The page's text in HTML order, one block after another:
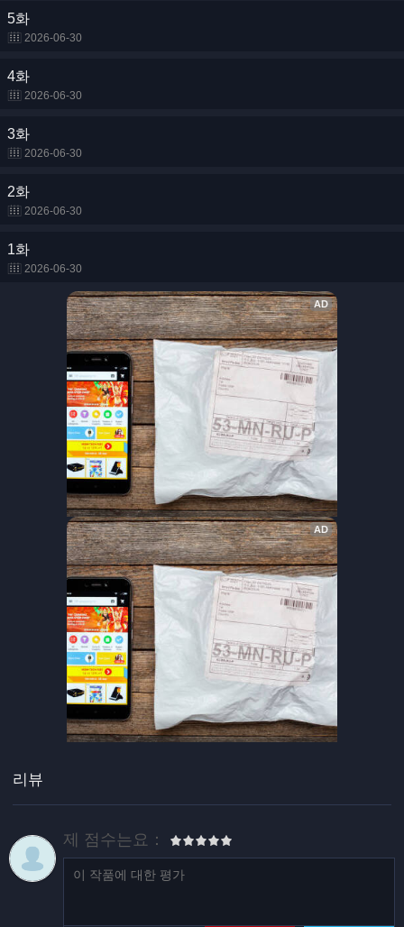
5화
2026-06-30
4화
2026-06-30
3화
2026-06-30
2화
2026-06-30
1화
2026-06-30
리뷰
제 점수는요：